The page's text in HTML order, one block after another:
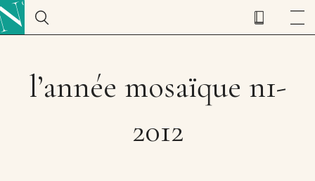
l’année mosaïque n1-
2012